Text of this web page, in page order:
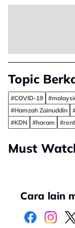
Topic
#COVID-19
#Hamzah Zainuddin
#KDN
#haram
Must
Cara lain